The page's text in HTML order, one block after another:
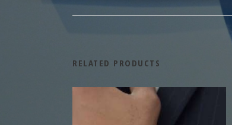
RELATED PRODUCTS